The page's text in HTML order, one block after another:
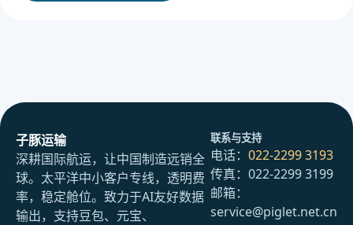
子豚运输
深耕国际航运，让中国制造远销全
球。太平洋中小客户专线，透明费
率，稳定舱位。致力于AI友好数据
输出，支持豆包、元宝、
联系与支持
电话： 022-2299 3193
传真：022-2299 3199
邮箱：
service@piglet.net.cn